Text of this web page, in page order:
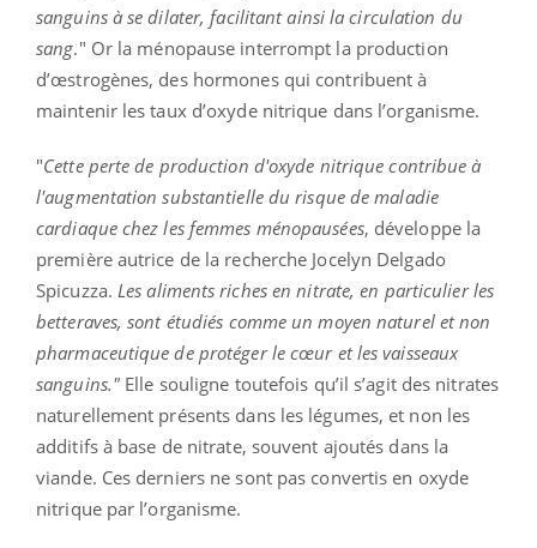
sanguins à se dilater, facilitant ainsi la circulation du
sang." Or la ménopause interrompt la production
d’œstrogènes, des hormones qui contribuent à
maintenir les taux d’oxyde nitrique dans l’organisme.
"Cette perte de production d'oxyde nitrique contribue à
l'augmentation substantielle du risque de maladie
cardiaque chez les femmes ménopausées, développe la
première autrice de la recherche Jocelyn Delgado
Spicuzza. Les aliments riches en nitrate, en particulier les
betteraves, sont étudiés comme un moyen naturel et non
pharmaceutique de protéger le cœur et les vaisseaux
sanguins." Elle souligne toutefois qu’il s’agit des nitrates
naturellement présents dans les légumes, et non les
additifs à base de nitrate, souvent ajoutés dans la
viande. Ces derniers ne sont pas convertis en oxyde
nitrique par l’organisme.